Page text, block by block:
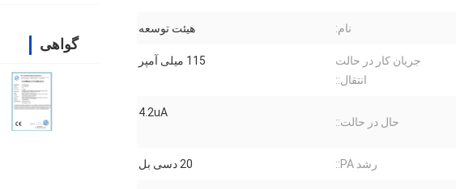
گواهی
نام: هیئت توسعه
جریان کار در حالت
انتقال::
115 میلی آمپر
حال در حالت::
4.2uA
رشد PA:: 20 دسی بل